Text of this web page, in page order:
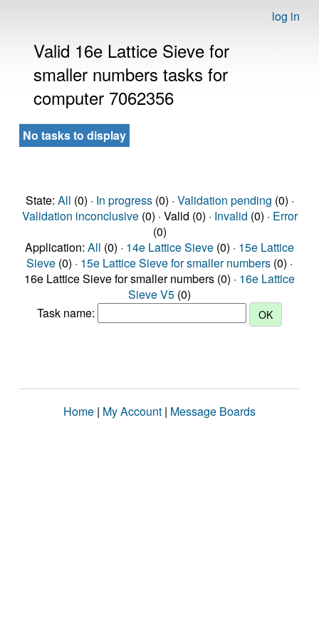
log in
Valid 16e Lattice Sieve for
smaller numbers tasks for
computer 7062356
No tasks to display
State: All (0) · In progress(0) · Validation pending (0) ·
Validation inconclusive(0) · Valid (0) · Invalid (0) · Error
(0)
Application: All (0) · 14e Lattice Sieve (0) · 15e Lattice
Sieve (0) · 15e Lattice Sieve for smaller numbers (0) ·
16e Lattice Sieve for smaller numbers (0) · 16e Lattice
Sieve V5 (0)
Task name:
Home | My Account | Message Boards